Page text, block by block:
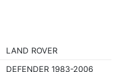
LAND ROVER
DEFENDER 1983-2006